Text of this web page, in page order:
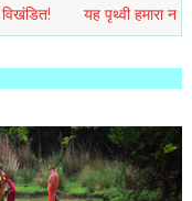
यह पृथ्वी हमारा नइहर है